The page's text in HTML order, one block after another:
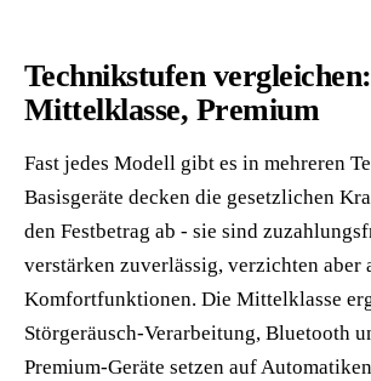
Technikstufen
Mittelklasse, Premium
Fast jedes Modell gibt es in mehreren
Basisgeräte decken die gesetzlichen
den Festbetrag ab - sie sind
verstärken zuverlässig, verzichten aber
Komfortfunktionen. Die Mittelklasse
Störgeräusch-Verarbeitung, Bluetooth
Premium-Geräte setzen auf